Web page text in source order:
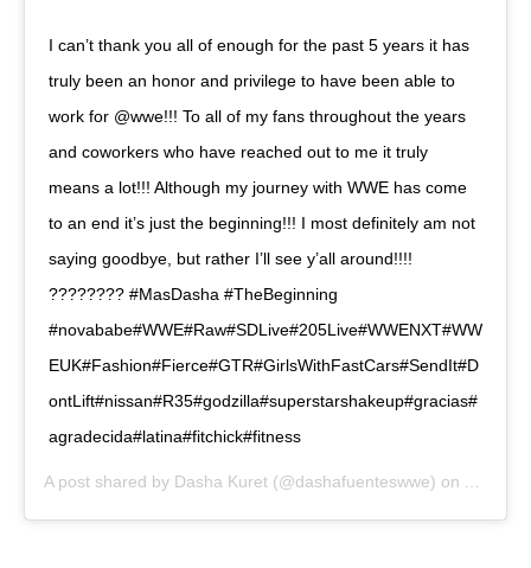
I can’t thank you all of enough for the past 5 years it has
truly been an honor and privilege to have been able to
work for @wwe!!! To all of my fans throughout the years
and coworkers who have reached out to me it truly
means a lot!!! Although my journey with WWE has come
to an end it’s just the beginning!!! I most definitely am not
saying goodbye, but rather I’ll see y’all around!!!!
???????? #MasDasha #TheBeginning
#novababe#WWE#Raw#SDLive#205Live#WWENXT#WW
EUK#Fashion#Fierce#GTR#GirlsWithFastCars#SendIt#D
ontLift#nissan#R35#godzilla#superstarshakeup#gracias#
agradecida#latina#fitchick#fitness
A post shared by Dasha Kuret (@dashafuenteswwe) on